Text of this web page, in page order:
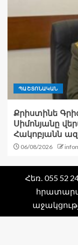
ՊԱՇՏՈՆԱԿԱՆ
Քրիստինե
Սիմոնյանը
Հակոբյանն
06/08/2026
Հեռ․ 055 52